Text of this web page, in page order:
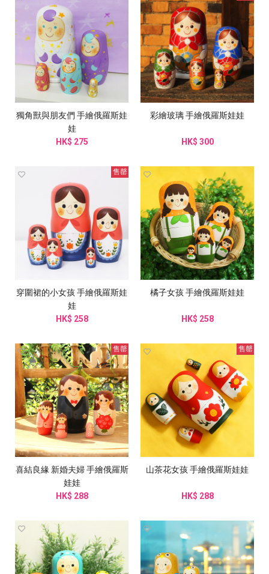
獨角獸與朋友們 手繪俄羅斯娃
娃
HK$ 275
彩繪玻璃 手繪俄羅斯娃娃
HK$ 300
售罄
穿圍裙的小女孩 手繪俄羅斯娃
娃
HK$ 258
橘子女孩 手繪俄羅斯娃娃
HK$ 258
售罄
喜結良緣 新婚夫婦 手繪俄羅斯
娃娃
HK$ 288
售罄
山茶花女孩 手繪俄羅斯娃娃
HK$ 288